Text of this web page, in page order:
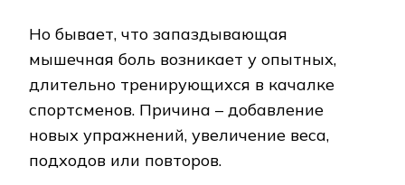
Но бывает, что запаздывающая
мышечная боль возникает у опытных,
длительно тренирующихся в качалке
спортсменов. Причина – добавление
новых упражнений, увеличение веса,
подходов или повторов.